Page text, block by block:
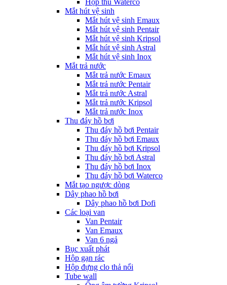
Hộp thu Waterco
Mắt hút vệ sinh
Mắt hút vệ sinh Emaux
Mắt hút vệ sinh Pentair
Mắt hút vệ sinh Kripsol
Mắt hút vệ sinh Astral
Mắt hút vệ sinh Inox
Mắt trả nước
Mắt trả nước Emaux
Mắt trả nước Pentair
Mắt trả nước Astral
Mắt trả nước Kripsol
Mắt trả nước Inox
Thu đáy hồ bơi
Thu đáy hồ bơi Pentair
Thu đáy hồ bơi Emaux
Thu đáy hồ bơi Kripsol
Thu đáy hồ bơi Astral
Thu đáy hồ bơi Inox
Thu đáy hồ bơi Waterco
Mắt tạo ngược dòng
Dây phao hồ bơi
Dây phao hồ bơi Dofi
Các loại van
Van Pentair
Van Emaux
Van 6 ngả
Bục xuất phát
Hộp gạn rác
Hộp đựng clo thả nổi
Tube wall